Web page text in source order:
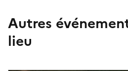
Autres
lieu